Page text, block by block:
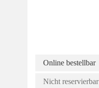
Online bestellbar
Nicht reservierbar